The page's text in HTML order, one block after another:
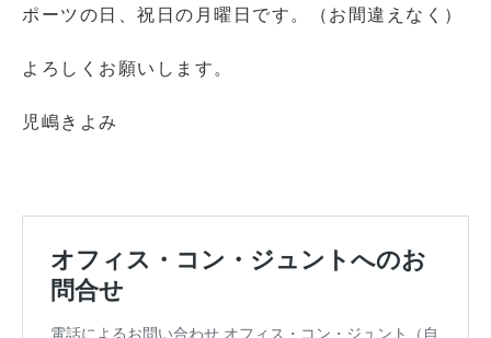
ポーツの日、祝日の月曜日です。（お間違えなく）
よろしくお願いします。
児嶋きよみ